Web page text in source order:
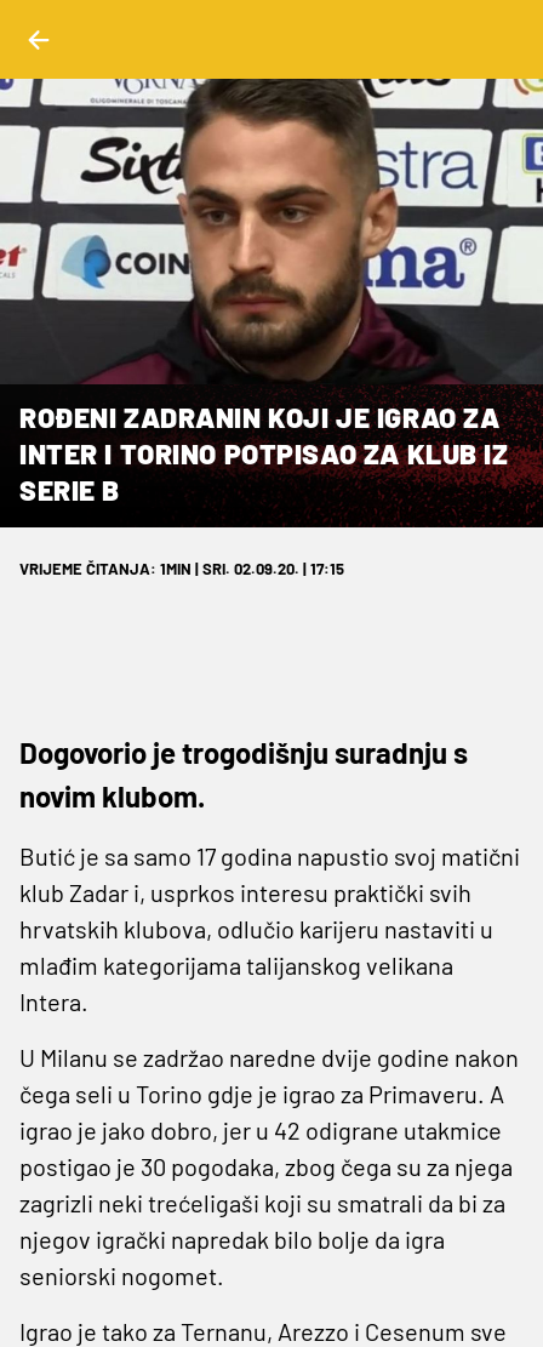
ROĐENI ZADRANIN KOJI JE IGRAO ZA
INTER I TORINO POTPISAO ZA KLUB IZ
SERIE B
VRIJEME ČITANJA: 1MIN | SRI. 02.09.20. | 17:15
Dogovorio je trogodišnju suradnju s
novim klubom.
Butić je sa samo 17 godina napustio svoj matični
klub Zadar i, usprkos interesu praktički svih
hrvatskih klubova, odlučio karijeru nastaviti u
mlađim kategorijama talijanskog velikana
Intera.
U Milanu se zadržao naredne dvije godine nakon
čega seli u Torino gdje je igrao za Primaveru. A
igrao je jako dobro, jer u 42 odigrane utakmice
postigao je 30 pogodaka, zbog čega su za njega
zagrizli neki trećeligaši koji su smatrali da bi za
njegov igrački napredak bilo bolje da igra
seniorski nogomet.
Igrao je tako za Ternanu, Arezzo i Cesenum sve